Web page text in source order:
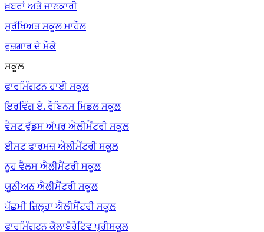
ਖ਼ਬਰਾਂ ਅਤੇ ਜਾਣਕਾਰੀ
ਸੁਰੱਖਿਅਤ ਸਕੂਲ ਮਾਹੌਲ
ਰੁਜ਼ਗਾਰ ਦੇ ਮੌਕੇ
ਸਕੂਲ
ਫਾਰਮਿੰਗਟਨ ਹਾਈ ਸਕੂਲ
ਇਰਵਿੰਗ ਏ. ਰੌਬਿਨਸ ਮਿਡਲ ਸਕੂਲ
ਵੈਸਟ ਵੁੱਡਸ ਅੱਪਰ ਐਲੀਮੈਂਟਰੀ ਸਕੂਲ
ਈਸਟ ਫਾਰਮਜ਼ ਐਲੀਮੈਂਟਰੀ ਸਕੂਲ
ਨੂਹ ਵੈਲਸ ਐਲੀਮੈਂਟਰੀ ਸਕੂਲ
ਯੂਨੀਅਨ ਐਲੀਮੈਂਟਰੀ ਸਕੂਲ
ਪੱਛਮੀ ਜ਼ਿਲ੍ਹਾ ਐਲੀਮੈਂਟਰੀ ਸਕੂਲ
ਫਾਰਮਿੰਗਟਨ ਕੋਲਾਬੋਰੇਟਿਵ ਪ੍ਰੀਸਕੂਲ